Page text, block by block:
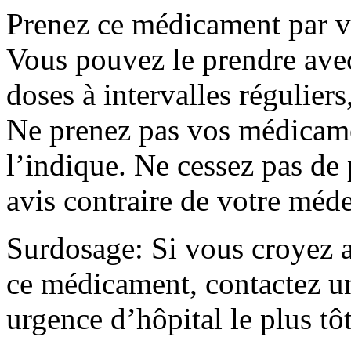
Prenez ce médicament par
Vous pouvez le prendre
doses à intervalles
Ne prenez pas vos
l’indique. Ne cessez pas
avis contraire de votre
Surdosage: Si vous croyez
ce médicament, contactez
urgence d’hôpital le plus